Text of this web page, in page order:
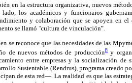
en la estructura organizativa, nuevos
los académicos y funcionaros
y colaboración que se apoyen en
se llamó "cultura de vinculación".
se reconoce que las necesidades de las
de nuevos métodos de producción8y
entre empresas y la socialización
Sustentable (Rendrus), programa creado
de esta red—. La realidad es que las